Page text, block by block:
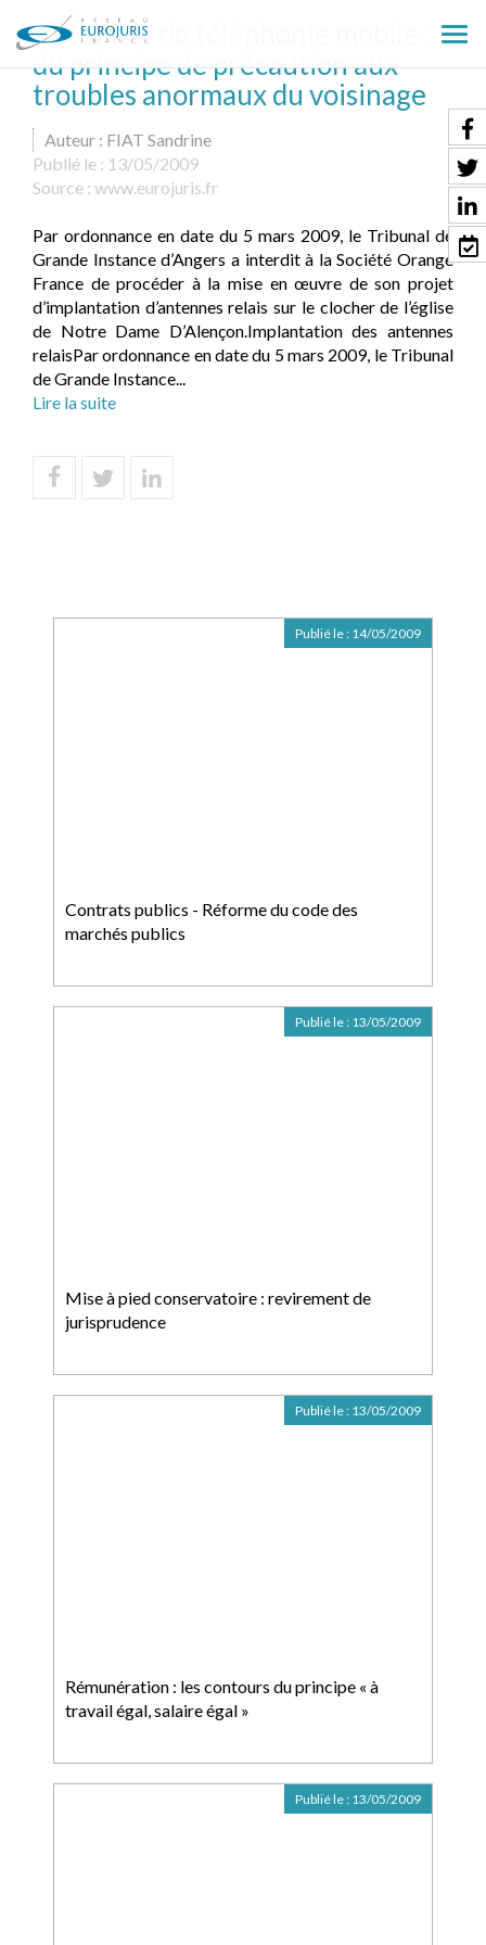
le
Antennes de téléphonie mobile :
du principe de précaution aux
troubles anormaux du voisinage
Auteur : FIAT Sandrine
Publié le : 13/05/2009
Source : www.eurojuris.fr
Par ordonnance en date du 5 mars 2009, le Tribunal de
Grande Instance d’Angers a interdit à la Société Orange
France de procéder à la mise en œuvre de son projet
d’implantation d’antennes relais sur le clocher de l’église
de Notre Dame D’Alençon.Implantation des antennes
relaisPar ordonnance en date du 5 mars 2009, le Tribunal
de Grande Instance...
Lire la suite
Contrats publics - Réforme du code des
marchés publics
Publié le : 14/05/2009
Mise à pied conservatoire : revirement de
jurisprudence
Publié le : 13/05/2009
Rémunération : les contours du principe « à
travail égal, salaire égal »
Publié le : 13/05/2009
Publié le : 13/05/2009